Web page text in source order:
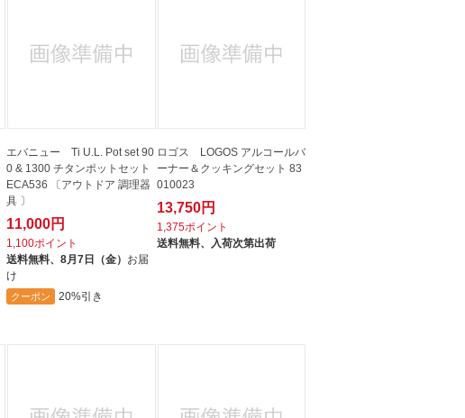
エバニュー Ti U.L. Pot set 90
0 & 1300 チタンポットセット
ECA536 〔アウトドア 調理器
具 〕
11,000円
1,100ポイント
送料無料、8月7日（金） お届
け
クーポン 20%引き
ロゴス LOGOS アルコールバ
ーナー＆クッキングセット 83
010023
13,750円
1,375ポイント
送料無料、
入荷次第出荷